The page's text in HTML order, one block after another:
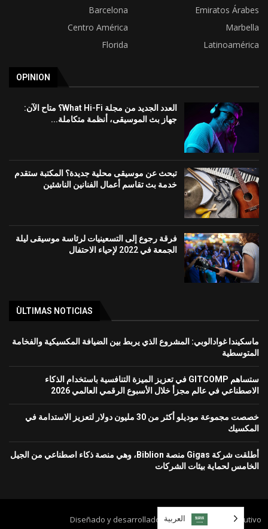
Emiratos Árabes
Barcelona
Marbella
Centro América
Latinoamérica
Florida
OPINION
العدد الجديد من مجلة What Hi-Fi؟ متاح الآن:
جهاز بث الموسيقى، أنظمة متكاملة...
تبحث عن موسيقى محلية جديدة؟ المكتبة ستقدم
خدمة بث تقاسم أعمال الفنانين الناشئين
فرقة رجوع إلى التسعينيات لرئاسة موسيقى ليلة
الجمعة في 2022 لإحياء الاحتفال
ÙLTIMAS NOTICIAS
ماسكيندا غوادالوبي: المشروع الذي يربط بين الضيافة المكسيكية والفخامة
المتوسطية
ستساهم GITCOMP في تعزيز الميزة التنافسية باستخدام الذكاء
الاصطناعي في عالم مجزأ خلال الأسبوع الرقمي العالمي 2026
خصصت مجموعة موديلو أكثر من 30 مليون دولار لتعزيز الاستدامة في
المكسيك
أطلقت شركة Gigas منصة Biblion، وهي منصة ذكاء اصطناعي من الجيل
الخامس لحماية بيئات الشركات
العربية‏